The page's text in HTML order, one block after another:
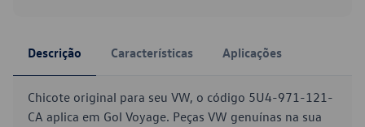
Descrição Características Aplicações
Chicote original para seu VW, o código 5U4-971-121-
CA aplica em Gol Voyage. Peças VW genuínas na sua